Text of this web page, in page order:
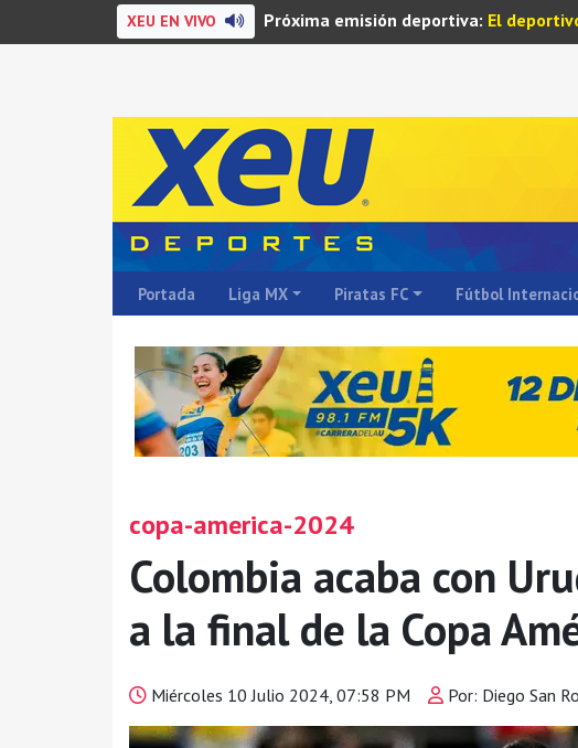
XEU EN VIVO Próxima emisión deportiva: El
Portada Liga MX Piratas FC Fútbol
copa-america-2024
Colombia acaba con
a la final de la Copa
Miércoles 10 Julio 2024, 07:58 PM Por: Diego San